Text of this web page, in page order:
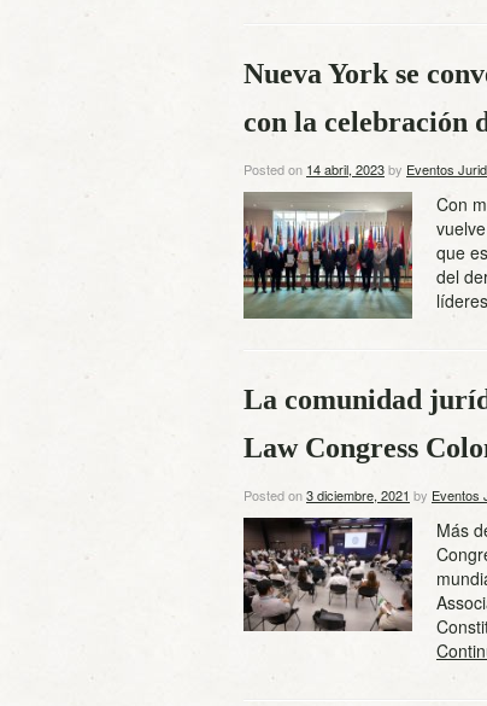
Nueva York se
con la celebración
Posted on 14 abril, 2023by Eventos
Con
que
del
La comunidad
Law Congress
Posted on3 diciembre, 2021 by Eventos
Más